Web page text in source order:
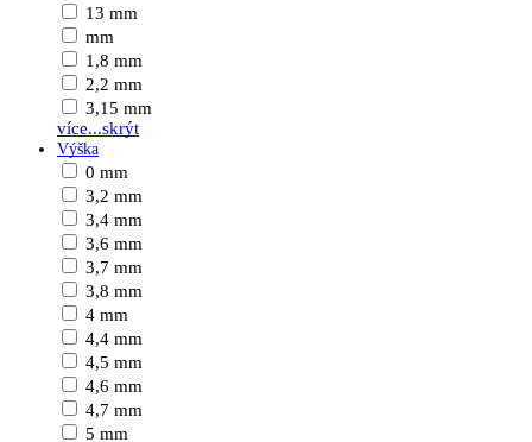
13 mm
mm
1,8 mm
2,2 mm
3,15 mm
více...skrýt
Výška
0 mm
3,2 mm
3,4 mm
3,6 mm
3,7 mm
3,8 mm
4 mm
4,4 mm
4,5 mm
4,6 mm
4,7 mm
5 mm